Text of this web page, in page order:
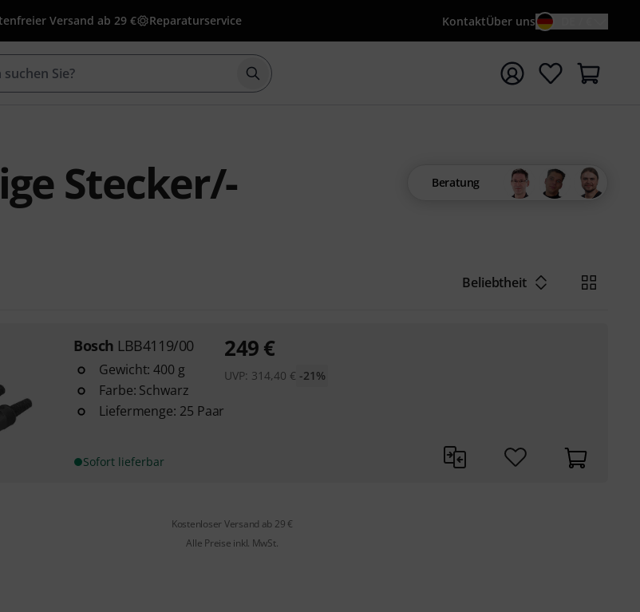
Versand ab 29 € Reparaturservice KontaktÜber uns
Suche mit Suchwort {searchTerm} starten
Stecker/-
Beratung
Beliebtheit
Bosch LBB4119/00
Gewicht: 400 g
Farbe: Schwarz
Liefermenge: 25 Paar
Sofort lieferbar
249€
UVP: 314,40 € -21%
Kostenloser Versand ab 29 €
Alle Preise inkl. MwSt.